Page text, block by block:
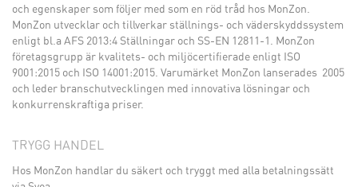
och egenskaper som följer med som en röd tråd hos MonZon.
MonZon utvecklar och tillverkar ställnings- och väderskyddssystem
enligt bl.a AFS 2013:4 Ställningar och SS-EN 12811-1. MonZon
företagsgrupp är kvalitets- och miljöcertifierade enligt ISO
9001:2015 och ISO 14001:2015. Varumärket MonZon lanserades 2005
och leder branschutvecklingen med innovativa lösningar och
konkurrenskraftiga priser.
TRYGG HANDEL
Hos MonZon handlar du säkert och tryggt med alla betalningssätt